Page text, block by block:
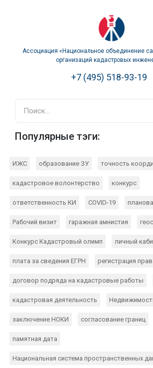
Ассоциация «Национальное объединение
организаций кадастровых
+7 (495) 518-93-19
Популярные тэги:
ИЖС образование ЗУ точность
кадастровое волонтерство конкурс
ответственность КИ COVID-19
Рабочий визит гаражная амнистия
Конкурс Кадастровый олимп личный
плата за сведения ЕГРН регистрация
договор подряда на кадастровые работы
кадастровая деятельность
заключение НОКИ согласование границ
памятная дата
Национальная система пространственных